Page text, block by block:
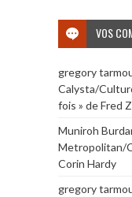
VOS
gregory
Calysta/
fois » de Fred
Muniroh
Metropolitan/
Corin Hardy
gregory